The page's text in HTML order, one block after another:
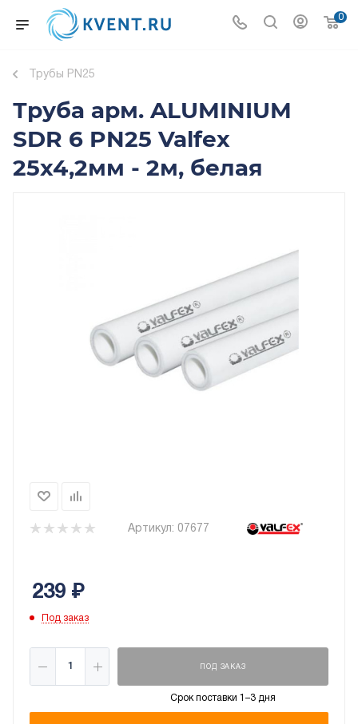
0
Трубы PN25
Труба арм. ALUMINIUM
SDR 6 PN25 Valfex
25x4,2мм - 2м, белая
Артикул: 07677
239 ₽
Под заказ
ПОД ЗАКАЗ
Срок поставки 1–3 дня